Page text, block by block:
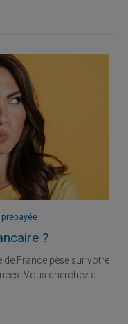
?
France pèse sur votre
Vous cherchez à